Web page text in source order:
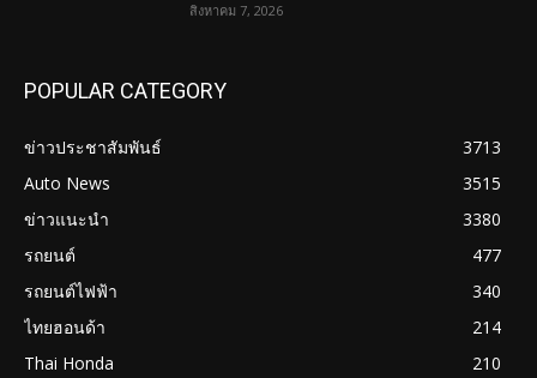
สิงหาคม 7, 2026
POPULAR CATEGORY
ข่าวประชาสัมพันธ์
3713
Auto News
3515
ข่าวแนะนำ
3380
รถยนต์
477
รถยนต์ไฟฟ้า
340
ไทยฮอนด้า
214
Thai Honda
210